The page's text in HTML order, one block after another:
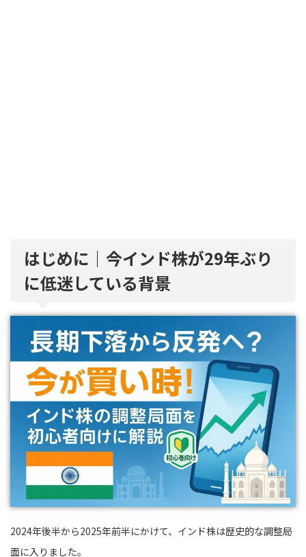
はじめに｜今インド株が29年ぶり
に低迷している背景
2024年後半から2025年前半にかけて、インド株は歴史的な調整局
面に入りました。